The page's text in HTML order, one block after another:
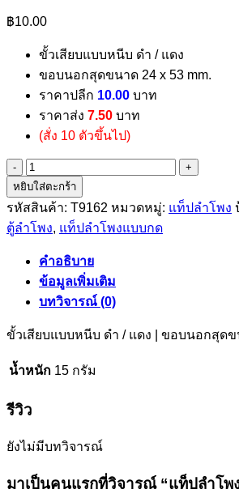
฿10.00
ขั้วเสียบแบบหนีบ ดำ / แดง
ขอบนอกสุดขนาด 24 x 53 mm.
ราคาปลีก 10.00 บาท
ราคาส่ง 7.50 บาท
(สั่ง 10 ตัวขึ้นไป)
จำนวน
แท็ป
ลำโพง
แบบ
2P
ชิ้น
หยิบใส่ตะกร้า
รหัสสินค้า: T9162 หมวดหมู่: แท็ปลำโพง
ตู้ลำโพง, แท็ปลำโพงแบบกด
คำอธิบาย
ข้อมูลเพิ่มเติม
บทวิจารณ์ (0)
ขั้วเสียบแบบหนีบ ดำ / แดง | ขอบนอกสุดข
น้ำหนัก 15 กรัม
รีวิว
ยังไม่มีบทวิจารณ์
มาเป็นคนแรกที่วิจารณ์ “แท็ปลำโพ